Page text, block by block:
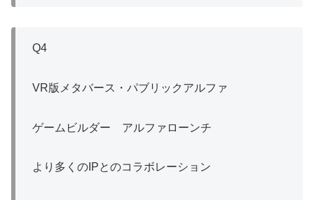
Q4
VR版メタバース・パブリックアルファ
ゲームビルダー アルファローンチ
より多くのIPとのコラボレーション